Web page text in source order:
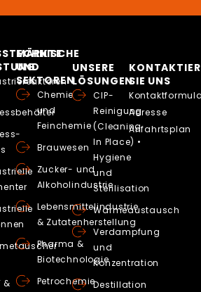
&
MÄRKTE
UND
SEKTOREN
Chemie
und
Feinchemie
Brauwesen
Zucker- und
Alkoholindustrie
Lebensmittelindustrie
& Zutatenherstellung
Pharma &
Biotechnologie
Petrochemie
UNSERE
LÖSUNGEN
CIP-
Reinigung
(Cleaning
In Place) •
Hygiene
und
Sterilisation
Wärmeaustausch
Verdampfung
und
Konzentration
Destillation
SIE UNS
Adresse
Anfahrtsplan